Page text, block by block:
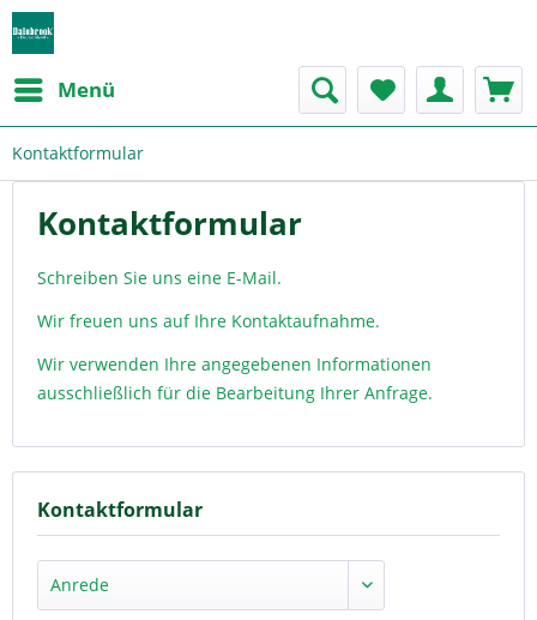
Menü
Kontaktformular
Kontaktformular
Schreiben Sie uns eine E-Mail.
Wir freuen uns auf Ihre Kontaktaufnahme.
Wir verwenden Ihre angegebenen Informationen
ausschließlich für die Bearbeitung Ihrer Anfrage.
Kontaktformular